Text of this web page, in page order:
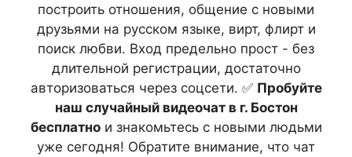
построить отношения, общение с новыми
друзьями на русском языке, вирт, флирт и
поиск любви. Вход предельно прост - без
длительной регистрации, достаточно
авторизоваться через соцсети. ✅ Пробуйте
наш случайный видеочат в г. Бостон
бесплатнои знакомьтесь с новыми людьми
уже сегодня! Обратите внимание, что чат